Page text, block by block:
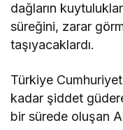
dağların
süreğini, zarar
taşıyacaklardı.
Türkiye
kadar şiddet
bir sürede oluşan